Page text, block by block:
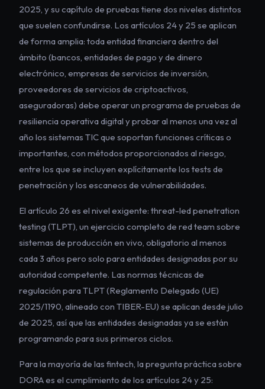
2025, y su capítulo de pruebas tiene dos niveles distintos
que suelen confundirse. Los artículos 24 y 25 se aplican
de forma amplia: toda entidad financiera dentro del
ámbito (bancos, entidades de pago y de dinero
electrónico, empresas de servicios de inversión,
proveedores de servicios de criptoactivos,
aseguradoras) debe operar un programa de pruebas de
resiliencia operativa digital y probar al menos una vez al
año los sistemas TIC que soportan funciones críticas o
importantes, con métodos proporcionados al riesgo,
entre los que se incluyen explícitamente los tests de
penetración y los escaneos de vulnerabilidades.
El artículo 26 es el nivel exigente: threat-led penetration
testing (TLPT), un ejercicio completo de red team sobre
sistemas de producción en vivo, obligatorio al menos
cada 3 años pero solo para entidades designadas por su
autoridad competente. Las normas técnicas de
regulación para TLPT (Reglamento Delegado (UE)
2025/1190, alineado con TIBER-EU) se aplican desde julio
de 2025, así que las entidades designadas ya se están
programando para sus primeros ciclos.
Para la mayoría de las fintech, la pregunta práctica sobre
DORA es el cumplimiento de los artículos 24 y 25: